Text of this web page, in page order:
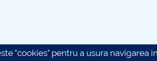
"cookies" pentru a usura